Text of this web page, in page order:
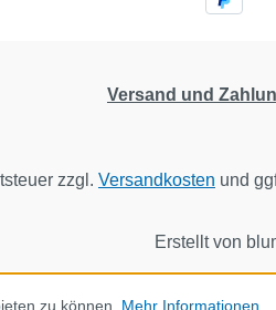
Versand und
zzgl. Versandkosten und
Erstellt von
zu können. Mehr Informationen ...